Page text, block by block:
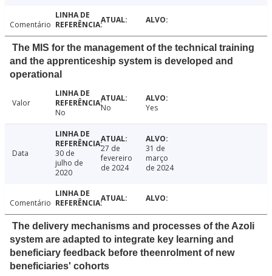
Comentário
The MIS for the management of the technical training
and the apprenticeship system is developed and
operational
Valor
No
No Yes
Data
30 de
julho de
2020
27 de
fevereiro
de 2024
31 de
março
de 2024
Comentário
The delivery mechanisms and processes of the Azoli
system are adapted to integrate key learning and
beneficiary feedback before theenrolment of new
beneficiaries' cohorts